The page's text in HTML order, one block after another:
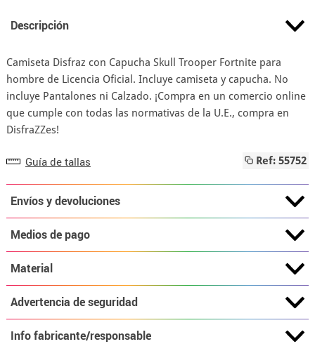
Descripción
Camiseta Disfraz con Capucha Skull Trooper Fortnite para
hombre de Licencia Oficial. Incluye camiseta y capucha. No
incluye Pantalones ni Calzado. ¡Compra en un comercio online
que cumple con todas las normativas de la U.E., compra en
DisfraZZes!
Guía de tallas Ref: 55752
Envíos y devoluciones
Medios de pago
Material
Advertencia de seguridad
Info fabricante/responsable